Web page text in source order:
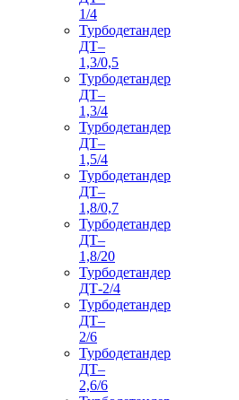
1/4
Турбодетандер
ДТ–
1,3/0,5
Турбодетандер
ДТ–
1,3/4
Турбодетандер
ДТ–
1,5/4
Турбодетандер
ДТ–
1,8/0,7
Турбодетандер
ДТ–
1,8/20
Турбодетандер
ДТ-2/4
Турбодетандер
ДТ–
2/6
Турбодетандер
ДТ–
2,6/6